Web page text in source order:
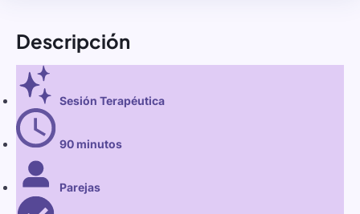
Descripción
Sesión Terapéutica
90 minutos
Parejas